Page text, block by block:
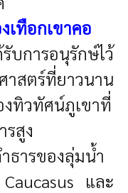
ทือกเขาคอ
รับการอนุรักษ์ไว้
าสตร์ที่ยาวนาน
ทิวทัศน์ภูเขาที่
สูง
ธารของลุ่มน้ำ
และ